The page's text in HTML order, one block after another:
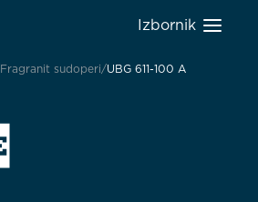
Izbornik
Fragranit sudoperi UBG 611-100 A